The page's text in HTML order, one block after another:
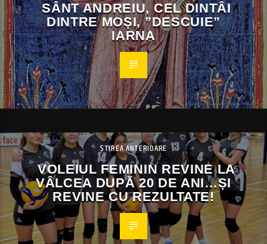
SÂNT ANDREIU, CEL DINTÂI
DINTRE MOȘI, ”DESCUIE”
IARNA
ȘTIREA ANTERIOARE
VOLEIUL FEMININ REVINE LA
VÂLCEA DUPĂ 20 DE ANI…ȘI
REVINE CU REZULTATE!